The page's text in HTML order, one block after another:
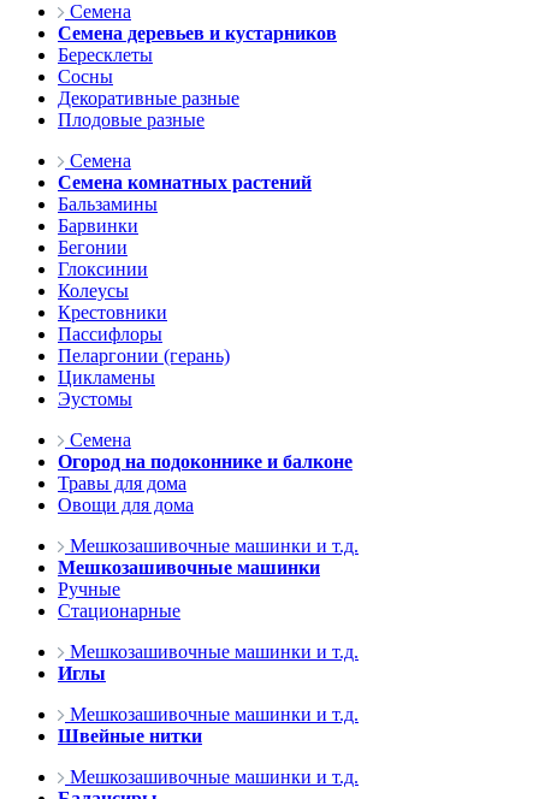
Семена
Семена деревьев и кустарников
Бересклеты
Сосны
Декоративные разные
Плодовые разные
Семена
Семена комнатных растений
Бальзамины
Барвинки
Бегонии
Глоксинии
Колеусы
Крестовники
Пассифлоры
Пеларгонии (герань)
Цикламены
Эустомы
Семена
Огород на подоконнике и балконе
Травы для дома
Овощи для дома
Мешкозашивочные машинки и т.д.
Мешкозашивочные машинки
Ручные
Стационарные
Мешкозашивочные машинки и т.д.
Иглы
Мешкозашивочные машинки и т.д.
Швейные нитки
Мешкозашивочные машинки и т.д.